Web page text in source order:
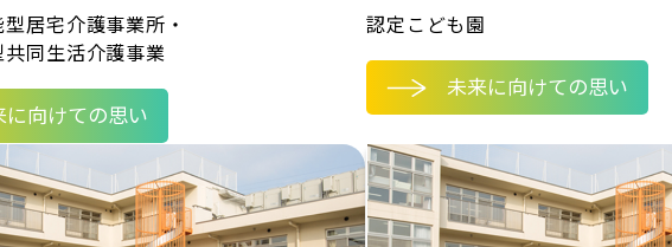
居宅介護事業所・
同生活介護事業
に向けての思い
認定こども園
未来に向けての思い